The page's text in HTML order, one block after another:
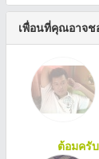
เพื่อนที่คุณอาจช
ต้อมครั